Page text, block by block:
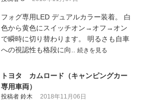
フォグ専用LED デュアルカラー装着。 白
色から黄色にスイッチオン→オフ→オン
で瞬時に切り替わります。 明るさも自車
への視認性も格段に向.. 続きを見る
トヨタ カムロード（キャンピングカー
専用車両）
投稿者 鈴木 2018年11月06日